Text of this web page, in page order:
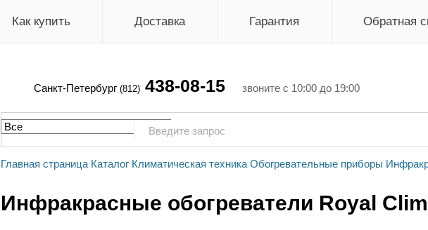
Как купить Доставка Гарантия Обратная
Санкт-Петербург (812) 438-08-15 звоните с 10:00 до 19:00
Главная страница Каталог Климатическая техника Обогревательные приборы
Инфракрасные обогреватели Royal